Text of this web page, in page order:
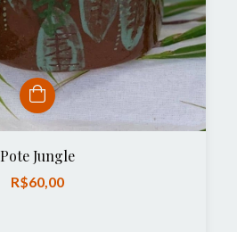
Pote Jungle
R$60,00